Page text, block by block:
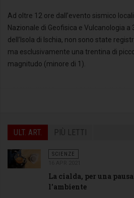
Mappa dei terremoti dell'isola D'Ischia
Ad oltre 12 ore dall’evento sismico
Nazionale di Geofisica e Vulcanologia a
dell’Isola di Ischia, non sono state
ma esclusivamente una trentina di
magnitudo (minore di 1).
ULT. ART. PIÙ LETTI
SCIENZE
La cialda, per una
l'ambiente